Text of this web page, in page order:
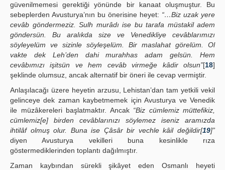
güvenilmemesi gerektiği yönünde bir kanaat oluşmuştur. Bu
sebeplerden Avusturya’nın bu önerisine heyet: “…Biz uzak yere
cevâb göndermeziz. Sulh murâdı ise bu tarafa müstakil adem
göndersün. Bu aralıkda size ve Venedikliye cevâblarımızı
söyleyelüm ve sizinle söyleşelüm. Bir maslahat görelüm. Ol
vakte dek Leh’den dahi murahhas adam gelsün. Hem
cevâbımızı işitsün ve hem cevâb virmeğe kâdir olsun”[18]
şeklinde olumsuz, ancak alternatif bir öneri ile cevap vermiştir.
Anlaşılacağı üzere heyetin arzusu, Lehistan’dan tam yetkili vekil
gelinceye dek zaman kaybetmemek için Avusturya ve Venedik
ile müzâkereleri başlatmaktır. Ancak “Biz cümlemiz müttefikiz,
cümlemiz[e] birden cevâblarınızı söylemez iseniz aramızda
ihtilâf olmuş olur. Buna ise Çâsâr bir vechle kâil değildir[19]”
diyen Avusturya vekilleri buna kesinlikle rıza
göstermediklerinden toplantı dağılmıştır.
Zaman kaybından sürekli şikâyet eden Osmanlı heyeti